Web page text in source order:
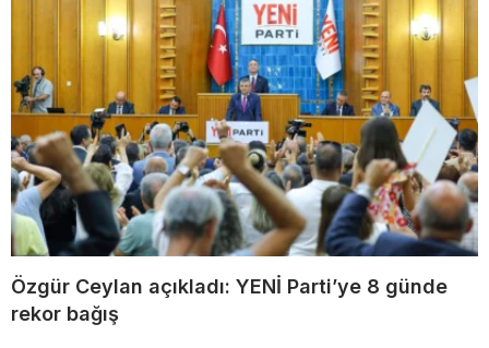
Özgür Ceylan açıkladı: YENİ Parti’ye 8 günde
rekor bağış